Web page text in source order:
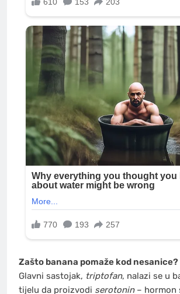
Zašto banana pomaže kod nesanice?
Glavni sastojak, triptofan, nalazi se u
tijelu da proizvodi serotonin– hormon